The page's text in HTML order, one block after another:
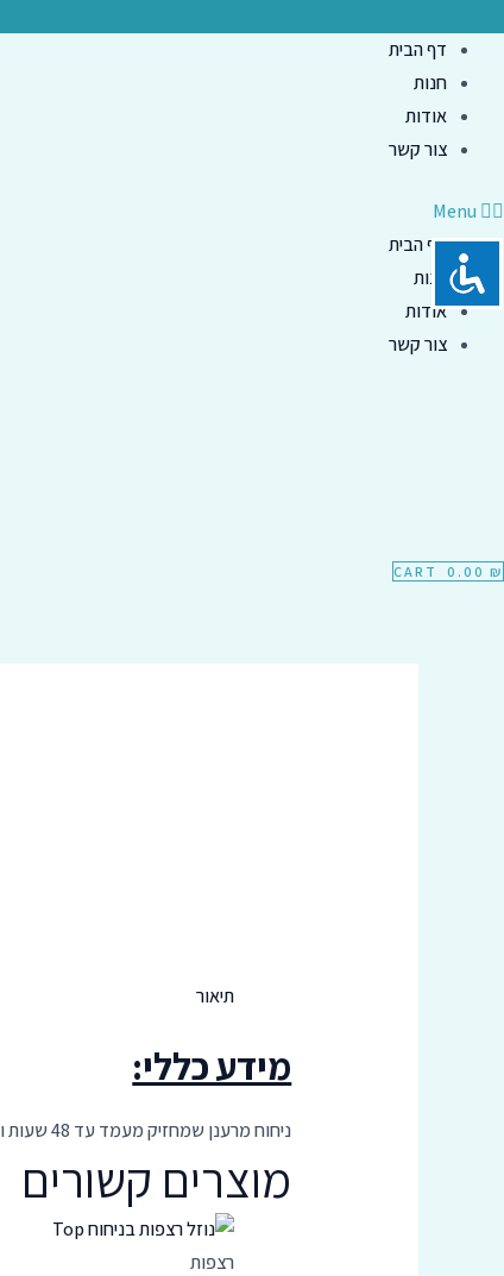
דף הבית
חנות
אודות
צור קשר
Menu
דף הבית
חנות
אודות
צור קשר
0.00 ₪
CART
תיאור
מידע כללי:
ניחוח מרענן שמחזיק מעמד עד 48 שעות ויוצר אווירה ריחנית ומרעננת, מבלי להתפשר על ניקיון מושלם.
מוצרים קשורים
רצפות